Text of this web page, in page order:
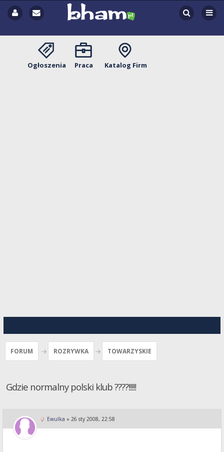
Ogłoszenia Praca Katalog Firm
FORUM ROZRYWKA TOWARZYSKIE
Gdzie normalny polski klub ????!!!!!
Ewulka » 26 sty 2008, 22:58